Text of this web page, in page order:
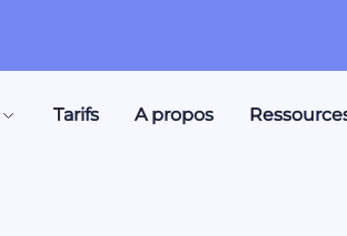
Tarifs A propos